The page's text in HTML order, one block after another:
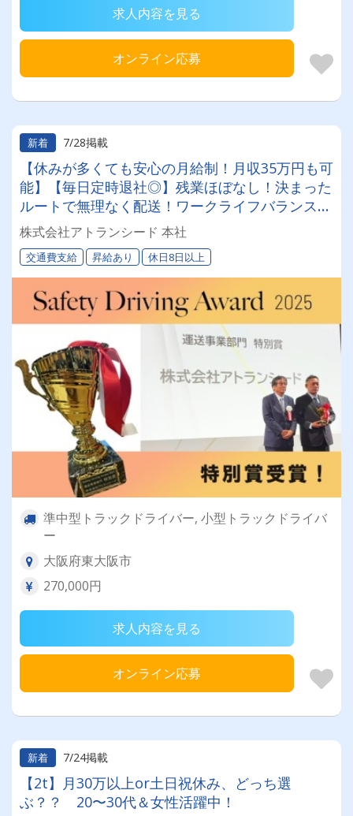
求人内容を見る
オンライン応募
新着 7/28掲載
【休みが多くても安心の月給制！月収35万円も可
能】【毎日定時退社◎】残業ほぼなし！決まった
ルートで無理なく配送！ワークライフバランスを
重視するあなたに
株式会社アトランシード 本社
交通費支給 昇給あり 休日8日以上
準中型トラックドライバー, 小型トラックドライバ
ー
大阪府東大阪市
270,000円
求人内容を見る
オンライン応募
新着 7/24掲載
【2t】月30万以上or土日祝休み、どっち選
ぶ？？ 20〜30代＆女性活躍中！